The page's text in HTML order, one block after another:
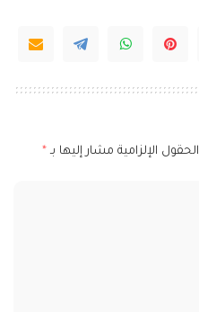
الحقول الإلزامية مشار إليها بـ *